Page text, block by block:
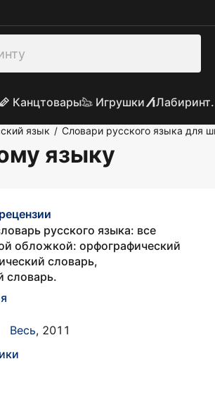
Канцтовары Игрушки
язык / Словари русского языка для
языку
русского языка: все
обложкой: орфографический
словарь,
словарь.
Весь, 2011